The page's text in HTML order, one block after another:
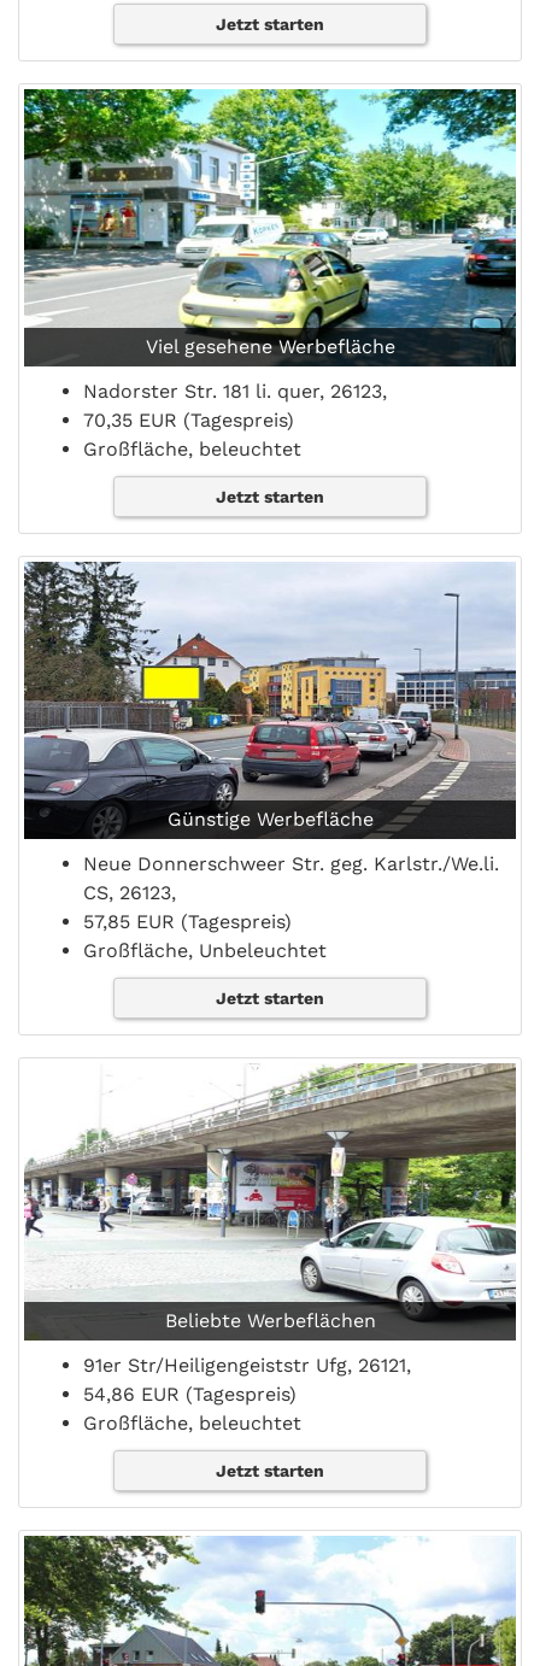
Jetzt starten
Viel gesehene Werbefläche
Nadorster Str. 181 li. quer, 26123,
70,35 EUR (Tagespreis)
Großfläche, beleuchtet
Jetzt starten
Günstige Werbefläche
Neue Donnerschweer Str. geg. Karlstr./We.li.
CS, 26123,
57,85 EUR (Tagespreis)
Großfläche, Unbeleuchtet
Jetzt starten
Beliebte Werbeflächen
91er Str/Heiligengeiststr Ufg, 26121,
54,86 EUR (Tagespreis)
Großfläche, beleuchtet
Jetzt starten